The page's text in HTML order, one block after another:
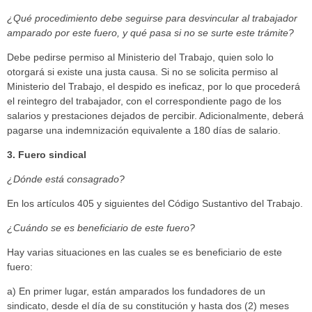
¿Qué procedimiento debe seguirse para desvincular al trabajador
amparado por este fuero, y qué pasa si no se surte este trámite?
Debe pedirse permiso al Ministerio del Trabajo, quien solo lo
otorgará si existe una justa causa. Si no se solicita permiso al
Ministerio del Trabajo, el despido es ineficaz, por lo que procederá
el reintegro del trabajador, con el correspondiente pago de los
salarios y prestaciones dejados de percibir. Adicionalmente, deberá
pagarse una indemnización equivalente a 180 días de salario.
3. Fuero sindical
¿Dónde está consagrado?
En los artículos 405 y siguientes del Código Sustantivo del Trabajo.
¿Cuándo se es beneficiario de este fuero?
Hay varias situaciones en las cuales se es beneficiario de este
fuero:
a) En primer lugar, están amparados los fundadores de un
sindicato, desde el día de su constitución y hasta dos (2) meses